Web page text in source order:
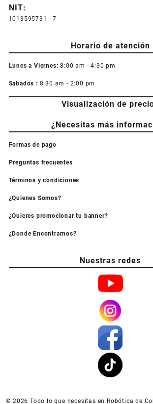
NIT:
1013595731 - 7
Horario de atención
Lunes a Viernes: 8:00 am - 4:30 pm
Sabados : 8:30 am - 2:00 pm
Visualización de
¿Necesitas más
Formas de pago
Preguntas frecuentes
Términos y condiciones
¿Quienes Somos?
¿Quieres promocionar tu banner?
¿Donde Encontrarnos?
Nuestras redes
© 2026 Todo lo que necesitas en Robótica de